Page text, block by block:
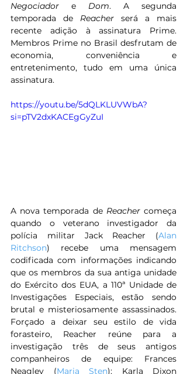
Negociador e Dom. A segunda
temporada de Reacher será a mais
recente adição à assinatura Prime.
Membros Prime no Brasil desfrutam de
economia, conveniência e
entretenimento, tudo em uma única
assinatura.
https://youtu.be/5dQLKLUVWbA?
si=pTV2dxKACEgGyZuI
A nova temporada de Reacher começa
quando o veterano investigador da
polícia militar Jack Reacher (Alan
Ritchson) recebe uma mensagem
codificada com informações indicando
que os membros da sua antiga unidade
do Exército dos EUA, a 110ª Unidade de
Investigações Especiais, estão sendo
brutal e misteriosamente assassinados.
Forçado a deixar seu estilo de vida
forasteiro, Reacher reúne para a
investigação três de seus antigos
companheiros de equipe: Frances
Neagley (Maria Sten); Karla Dixon